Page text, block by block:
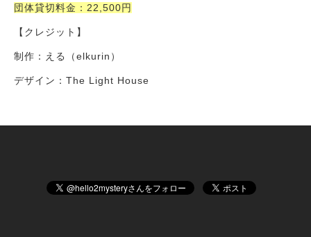
団体貸切料金：22,500円
【クレジット】
制作：える（elkurin）
デザイン：The Light House